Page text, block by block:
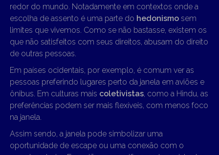
redor do mundo. Notadamente em contextos onde a
escolha de assento é uma parte do hedonismo sem
limites que vivemos. Como se não bastasse, existem os
que não satisfeitos com seus direitos, abusam do direito
de outras pessoas.
Em países ocidentais, por exemplo, é comum ver as
pessoas preferindo lugares perto da janela em aviões e
ônibus. Em culturas mais coletivistas, como a Hindu, as
preferências podem ser mais flexíveis, com menos foco
na janela.
Assim sendo, a janela pode simbolizar uma
oportunidade de escape ou uma conexão com o